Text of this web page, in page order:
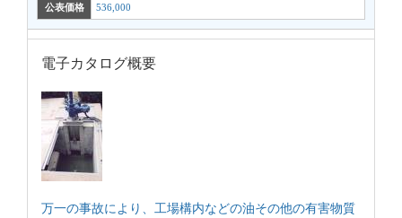
公表価格 536,000
電子カタログ概要
万一の事故により、工場構内などの油その他の有害物質